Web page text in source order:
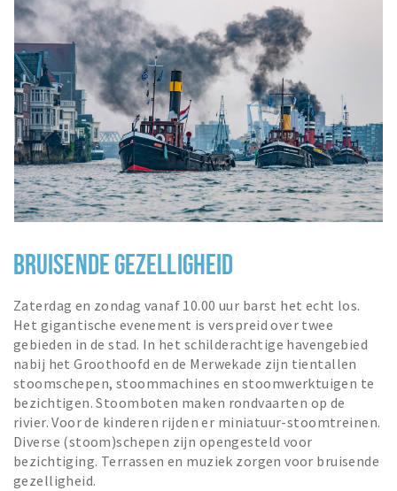
BRUISENDE GEZELLIGHEID
Zaterdag en zondag vanaf 10.00 uur barst het echt los.
Het gigantische evenement is verspreid over twee
gebieden in de stad. In het schilderachtige havengebied
nabij het Groothoofd en de Merwekade zijn tientallen
stoomschepen, stoommachines en stoomwerktuigen te
bezichtigen. Stoomboten maken rondvaarten op de
rivier. Voor de kinderen rijden er miniatuur-stoomtreinen.
Diverse (stoom)schepen zijn opengesteld voor
bezichtiging. Terrassen en muziek zorgen voor bruisende
gezelligheid.